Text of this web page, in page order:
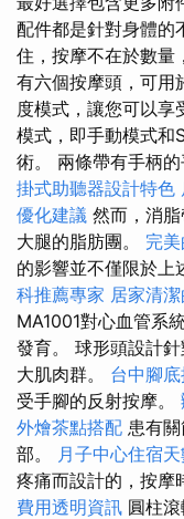
配件都是針對身體的
住，按摩不在於數量
有六個按摩頭，可用
度模式，讓您可以享
模式，即手動模式和
術。 兩條帶有手柄
掛式助聽器設計特色
優化建議 然而，消
大腿的脂肪團。 完
的影響並不僅限於
科推薦專家 居家清
MA1001對心血管系
發育。 球形頭設計
大肌肉群。 台中腳
受手腳的反射按摩。
外燴茶點搭配 患有
部。 月子中心住宿
疼痛而設計的，按摩
費用透明資訊 圓柱